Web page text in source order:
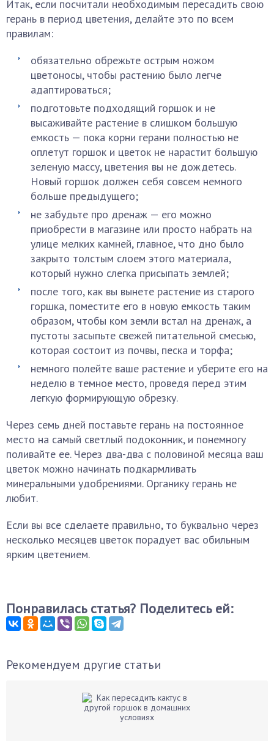
Итак, если посчитали необходимым пересадить свою
герань в период цветения, делайте это по всем
правилам:
обязательно обрежьте острым ножом
цветоносы, чтобы растению было легче
адаптироваться;
подготовьте подходящий горшок и не
высаживайте растение в слишком большую
емкость — пока корни герани полностью не
оплетут горшок и цветок не нарастит большую
зеленую массу, цветения вы не дождетесь.
Новый горшок должен себя совсем немного
больше предыдущего;
не забудьте про дренаж — его можно
приобрести в магазине или просто набрать на
улице мелких камней, главное, что дно было
закрыто толстым слоем этого материала,
который нужно слегка присыпать землей;
после того, как вы вынете растение из старого
горшка, поместите его в новую емкость таким
образом, чтобы ком земли встал на дренаж, а
пустоты засыпьте свежей питательной смесью,
которая состоит из почвы, песка и торфа;
немного полейте ваше растение и уберите его на
неделю в темное место, проведя перед этим
легкую формирующую обрезку.
Через семь дней поставьте герань на постоянное
место на самый светлый подоконник, и понемногу
поливайте ее. Через два-два с половиной месяца ваш
цветок можно начинать подкармливать
минеральными удобрениями. Органику герань не
любит.
Если вы все сделаете правильно, то буквально через
несколько месяцев цветок порадует вас обильным
ярким цветением.
Понравилась статья? Поделитесь ей:
Рекомендуем другие статьи